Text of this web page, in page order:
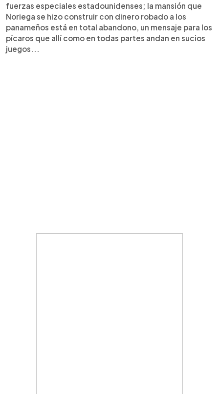
fuerzas especiales estadounidenses; la mansión que
Noriega se hizo construir con dinero robado a los
panameños está en total abandono, un mensaje para los
pícaros que allí como en todas partes andan en sucios
juegos...